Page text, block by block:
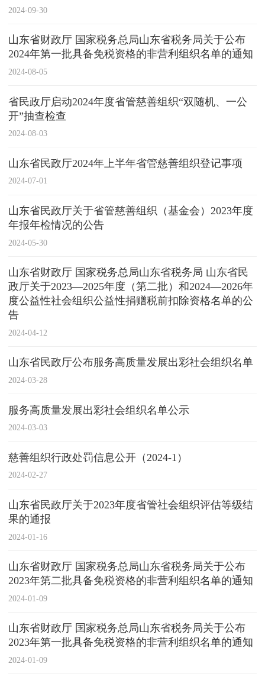
2024-09-30
山东省财政厅 国家税务总局山东省税务局关于公布
2024年第一批具备免税资格的非营利组织名单的通知
2024-08-05
省民政厅启动2024年度省管慈善组织“双随机、一公
开”抽查检查
2024-08-03
山东省民政厅2024年上半年省管慈善组织登记事项
2024-07-01
山东省民政厅关于省管慈善组织（基金会）2023年度
年报年检情况的公告
2024-05-30
山东省财政厅 国家税务总局山东省税务局 山东省民
政厅关于2023—2025年度（第二批）和2024—2026年
度公益性社会组织公益性捐赠税前扣除资格名单的公
告
2024-04-12
山东省民政厅公布服务高质量发展出彩社会组织名单
2024-03-28
服务高质量发展出彩社会组织名单公示
2024-03-03
慈善组织行政处罚信息公开（2024-1）
2024-02-27
山东省民政厅关于2023年度省管社会组织评估等级结
果的通报
2024-01-16
山东省财政厅 国家税务总局山东省税务局关于公布
2023年第二批具备免税资格的非营利组织名单的通知
2024-01-09
山东省财政厅 国家税务总局山东省税务局关于公布
2023年第一批具备免税资格的非营利组织名单的通知
2024-01-09